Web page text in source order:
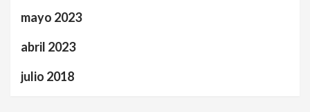
mayo 2023
abril 2023
julio 2018